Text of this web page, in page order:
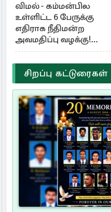
விமல் - கம்மன்பில
உள்ளிட்ட 6 பேருக்கு
எதிராக நீதிமன்ற
அவமதிப்பு வழக்கு!
பிறப்பிக்கப்பட்ட உத்தரவு
சிறப்பு கட்டுரைகள்